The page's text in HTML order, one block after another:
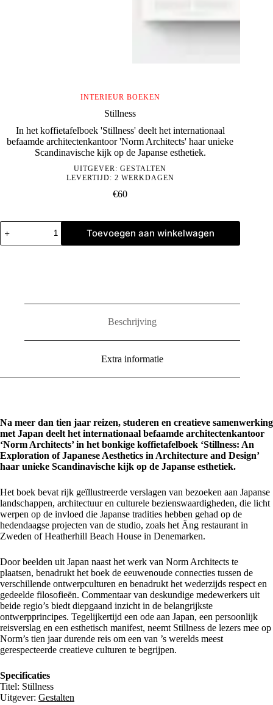
INTERIEUR BOEKEN
Stillness
In het koffietafelboek 'Stillness' deelt het internationaal
befaamde architectenkantoor 'Norm Architects' haar unieke
Scandinavische kijk op de Japanse esthetiek.
UITGEVER:GESTALTEN
LEVERTIJD: 2 WERKDAGEN
€60
Stillness
aantal
Toevoegen aan winkelwagen
Beschrijving
Extra informatie
Na meer dan tien jaar reizen, studeren en creatieve samenwerking
met Japan deelt het internationaal befaamde architectenkantoor
‘Norm Architects’ in het bonkige koffietafelboek ‘Stillness: An
Exploration of Japanese Aesthetics in Architecture and Design’
haar unieke Scandinavische kijk op de Japanse esthetiek.
Het boek bevat rijk geïllustreerde verslagen van bezoeken aan Japanse
landschappen, architectuur en culturele bezienswaardigheden, die licht
werpen op de invloed die Japanse tradities hebben gehad op de
hedendaagse projecten van de studio, zoals het Äng restaurant in
Zweden of Heatherhill Beach House in Denemarken.
Door beelden uit Japan naast het werk van Norm Architects te
plaatsen, benadrukt het boek de eeuwenoude connecties tussen de
verschillende ontwerpculturen en benadrukt het wederzijds respect en
gedeelde filosofieën. Commentaar van deskundige medewerkers uit
beide regio’s biedt diepgaand inzicht in de belangrijkste
ontwerpprincipes. Tegelijkertijd een ode aan Japan, een persoonlijk
reisverslag en een esthetisch manifest, neemt Stillness de lezers mee op
Norm’s tien jaar durende reis om een van ’s werelds meest
gerespecteerde creatieve culturen te begrijpen.
Specificaties
Titel: Stillness
Uitgever: Gestalten